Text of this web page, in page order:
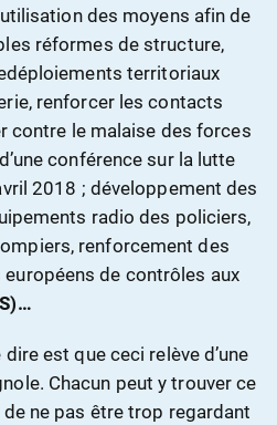
des moyens afin de
réformes de structure,
territoriaux
renforcer les contacts
contre le malaise des forces
conférence sur la lutte
2018 ; développement des
radio des policiers,
renforcement des
de contrôles aux
est que ceci relève d’une
Chacun peut y trouver ce
ne pas être trop regardant